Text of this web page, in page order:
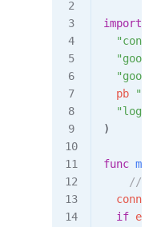
import
  pb
  "log"
)
func main
// 建
  conn
  if
err